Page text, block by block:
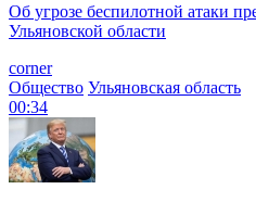
Об угрозе беспилотной атаки
Ульяновской области
corner
Общество Ульяновская область
00:34